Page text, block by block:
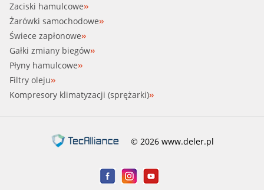
Zaciski hamulcowe
Żarówki samochodowe
Świece zapłonowe
Gałki zmiany biegów
Płyny hamulcowe
Filtry oleju
Kompresory klimatyzacji (sprężarki)
© 2026 www.deler.pl